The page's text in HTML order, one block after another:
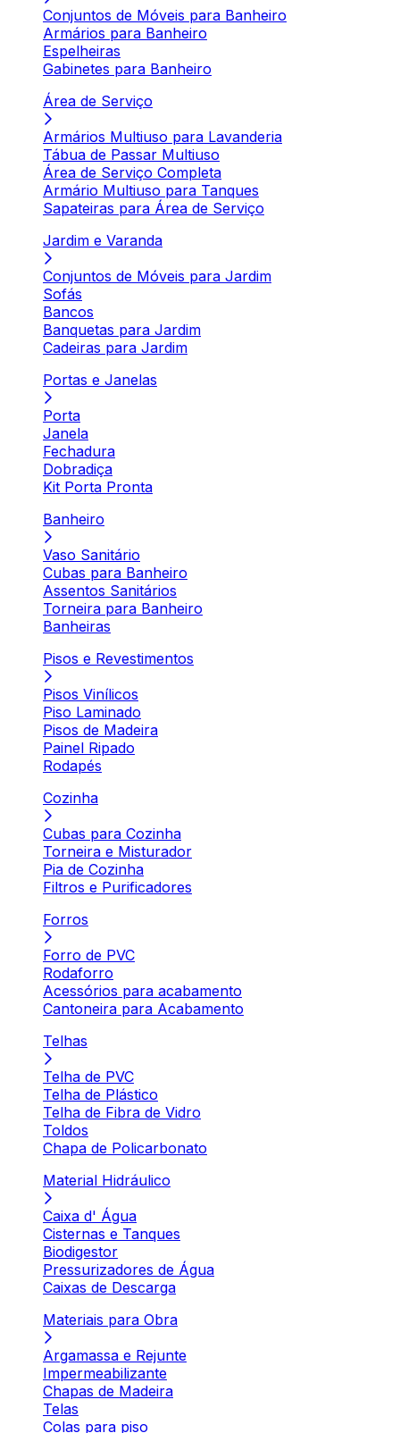
Conjuntos de Móveis para Banheiro
Armários para Banheiro
Espelheiras
Gabinetes para Banheiro
Área de Serviço
Armários Multiuso para Lavanderia
Tábua de Passar Multiuso
Área de Serviço Completa
Armário Multiuso para Tanques
Sapateiras para Área de Serviço
Jardim e Varanda
Conjuntos de Móveis para Jardim
Sofás
Bancos
Banquetas para Jardim
Cadeiras para Jardim
Portas e Janelas
Porta
Janela
Fechadura
Dobradiça
Kit Porta Pronta
Banheiro
Vaso Sanitário
Cubas para Banheiro
Assentos Sanitários
Torneira para Banheiro
Banheiras
Pisos e Revestimentos
Pisos Vinílicos
Piso Laminado
Pisos de Madeira
Painel Ripado
Rodapés
Cozinha
Cubas para Cozinha
Torneira e Misturador
Pia de Cozinha
Filtros e Purificadores
Forros
Forro de PVC
Rodaforro
Acessórios para acabamento
Cantoneira para Acabamento
Telhas
Telha de PVC
Telha de Plástico
Telha de Fibra de Vidro
Toldos
Chapa de Policarbonato
Material Hidráulico
Caixa d' Água
Cisternas e Tanques
Biodigestor
Pressurizadores de Água
Caixas de Descarga
Materiais para Obra
Argamassa e Rejunte
Impermeabilizante
Chapas de Madeira
Telas
Colas para piso